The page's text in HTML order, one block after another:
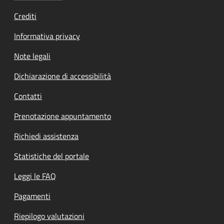
Crediti
Informativa privacy
Note legali
Dichiarazione di accessibilità
Contatti
Prenotazione appuntamento
Richiedi assistenza
Statistiche del portale
Leggi le FAQ
Pagamenti
Riepilogo valutazioni